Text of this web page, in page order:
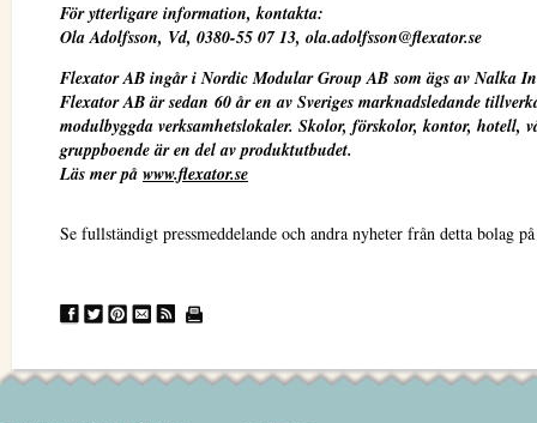
För ytterligare information, kontakta:
Ola Adolfsson, Vd, 0380-55 07 13, ola.adolfsson@flexator.se
Flexator AB ingår i Nordic Modular Group AB som ägs av Nalka
Flexator AB är sedan 60 år en av Sveriges marknadsledande
modulbyggda verksamhetslokaler. Skolor, förskolor, kontor, hotell,
gruppboende är en del av produktutbudet.
Läs mer på www.flexator.se
Se fullständigt pressmeddelande och andra nyheter från detta bolag